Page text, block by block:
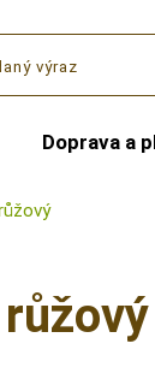
Doprava a